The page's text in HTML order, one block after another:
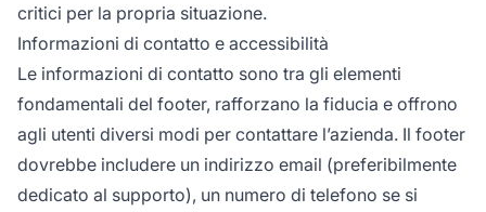
critici per la propria situazione.
Informazioni di contatto e accessibilità
Le informazioni di contatto sono tra gli elementi
fondamentali del footer, rafforzano la fiducia e offrono
agli utenti diversi modi per contattare l’azienda. Il footer
dovrebbe includere un indirizzo email (preferibilmente
dedicato al supporto), un numero di telefono se si